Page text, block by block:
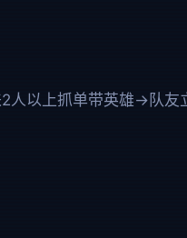
以上抓单带英雄→队友